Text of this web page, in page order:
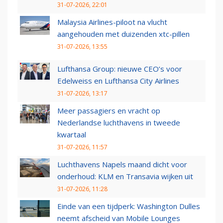
31-07-2026, 22:01
Malaysia Airlines-piloot na vlucht
aangehouden met duizenden xtc-pillen
31-07-2026, 13:55
Lufthansa Group: nieuwe CEO’s voor
Edelweiss en Lufthansa City Airlines
31-07-2026, 13:17
Meer passagiers en vracht op
Nederlandse luchthavens in tweede
kwartaal
31-07-2026, 11:57
Luchthavens Napels maand dicht voor
onderhoud: KLM en Transavia wijken uit
31-07-2026, 11:28
Einde van een tijdperk: Washington Dulles
neemt afscheid van Mobile Lounges